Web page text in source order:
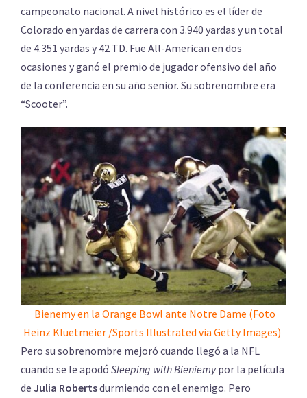
campeonato nacional. A nivel histórico es el líder de
Colorado en yardas de carrera con 3.940 yardas y un total
de 4.351 yardas y 42 TD. Fue All-American en dos
ocasiones y ganó el premio de jugador ofensivo del año
de la conferencia en su año senior. Su sobrenombre era
“Scooter”.
Bienemy en la Orange Bowl ante Notre Dame (Foto
Heinz Kluetmeier /Sports Illustrated via Getty Images)
Pero su sobrenombre mejoró cuando llegó a la NFL
cuando se le apodó Sleeping with Bieniemypor la película
de Julia Robertsdurmiendo con el enemigo. Pero